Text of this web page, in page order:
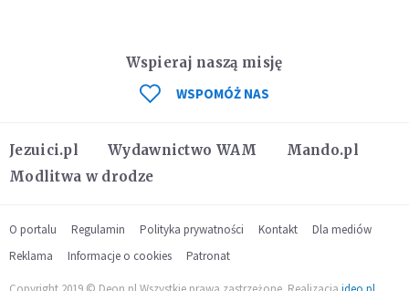
Jezuici.pl Wydawnictwo WAM
Mando.pl
Modlitwa w drodze
Wspieraj naszą misję
WSPOMÓŻ NAS
O portalu Regulamin Polityka prywatności Kontakt
Dla mediów
Reklama
Informacje o cookies Patronat